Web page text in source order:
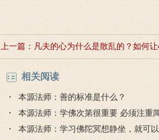
上一篇： 凡夫的心为什么是散乱的？如何
相关阅读
本源法师：善的标准是什么？
本源法师：学佛次第很重要 必须注重
本源法师：学习佛陀冥想静坐，就可